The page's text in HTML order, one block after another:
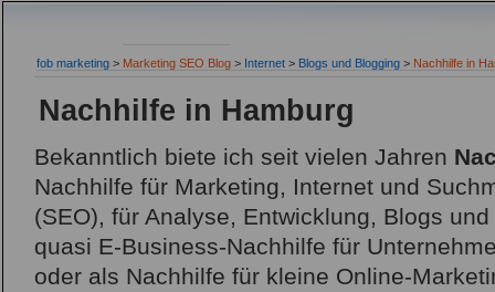
fob marketing > Marketing SEO Blog > Internet > Blogs und Blogging > Nachhilfe in
Nachhilfe in Hamburg
Bekanntlich biete ich seit vielen Jahren
Nachhilfe für Marketing, Internet und
(SEO), für Analyse, Entwicklung, Blogs
quasi E-Business-Nachhilfe für
oder als Nachhilfe für kleine Online-